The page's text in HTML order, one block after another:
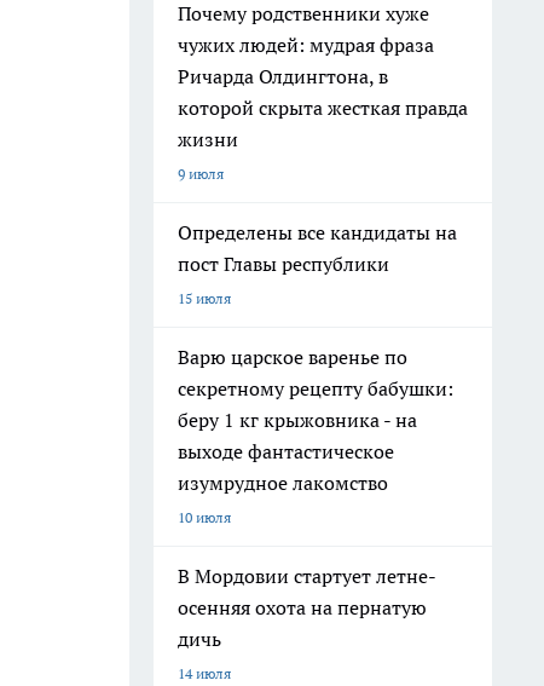
Почему родственники хуже
чужих людей: мудрая фраза
Ричарда Олдингтона, в
которой скрыта жесткая правда
жизни
9 июля
Определены все кандидаты на
пост Главы республики
15 июля
Варю царское варенье по
секретному рецепту бабушки:
беру 1 кг крыжовника - на
выходе фантастическое
изумрудное лакомство
10 июля
В Мордовии стартует летне-
осенняя охота на пернатую
дичь
14 июля